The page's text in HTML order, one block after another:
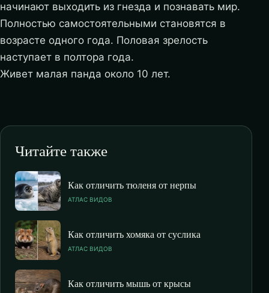
начинают выходить из гнезда и познавать мир.
Полностью самостоятельными становятся в
возрасте одного года. Половая зрелость
наступает в полтора года.
Живет малая панда около 10 лет.
Читайте также
Как отличить тюленя от нерпы
АТЛАС ВИДОВ
Как отличить хомяка от суслика
АТЛАС ВИДОВ
Как отличить мышь от крысы